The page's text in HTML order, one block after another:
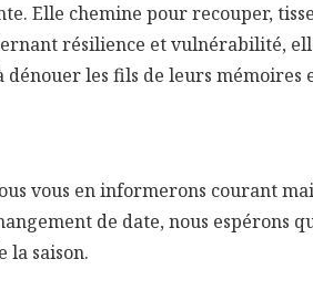
Elle chemine pour recouper,
résilience et vulnérabilité,
les fils de leurs mémoires
vous en informerons courant
de date, nous espérons
la saison.